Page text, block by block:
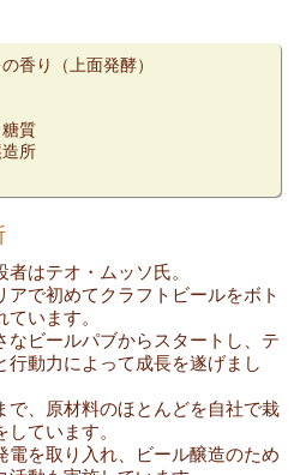
香り（上面発酵）
質
所
はテオ・ムッソ氏。
アで初めてクラフトビールをボト
います。
なビールパブからスタートし、テ
行動力によって成長を遂げまし
で、原材料のほとんどを自社で栽
ています。
電を取り入れ、ビール醸造のため